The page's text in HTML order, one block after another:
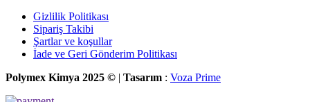
Gizlilik Politikası
Sipariş Takibi
Şartlar ve koşullar
İade ve Geri Gönderim Politikası
Polymex Kimya 2025 © | Tasarım : Voza Prime